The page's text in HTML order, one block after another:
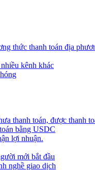
thức thanh toán địa
kênh khác
thanh toán, được thanh
bằng USDC
lợi nhuận.
mới bắt đầu
nghề giao dịch